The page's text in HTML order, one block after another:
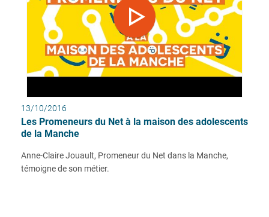
13/10/2016
Les Promeneurs du Net à la maison des adolescents
de la Manche
Anne-Claire Jouault, Promeneur du Net dans la Manche,
témoigne de son métier.